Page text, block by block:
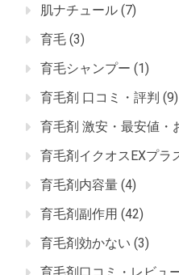
肌ナチュール (7)
育毛 (3)
育毛シャンプー (1)
育毛剤 口コミ・評判 (9)
育毛剤 激安・最安値・
育毛剤イクオスEXプラ
育毛剤内容量 (4)
育毛剤副作用 (42)
育毛剤効かない (3)